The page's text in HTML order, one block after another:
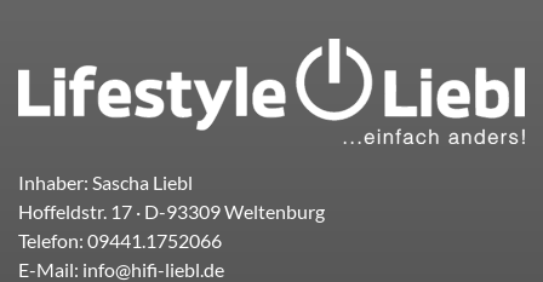
Inhaber: Sascha Liebl
Hoffeldstr. 17 · D-93309Weltenburg
Telefon: 09441.1752066
E-Mail: info@hifi-liebl.de